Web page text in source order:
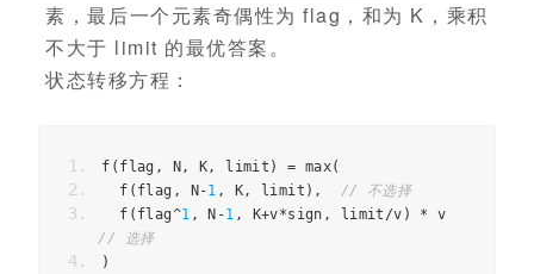
素，最后一个元素奇偶性为 flag，和为 K，乘积
不大于 limit 的最优答案。
状态转移方程：
f ( flag , N , K, limit ) = max(
f ( flag , N -1 , K, limit ),
// 不选择
f ( flag^1 , N -1 , K+v*sign , limit /v ) *
v
// 选择
)